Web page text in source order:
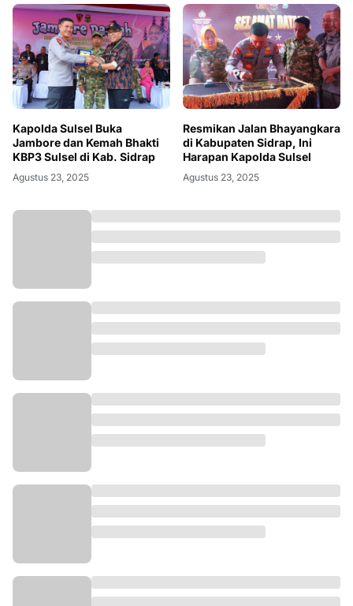
Kapolda Sulsel Buka
Jambore dan Kemah Bhakti
KBP3 Sulsel di Kab. Sidrap
Agustus 23, 2025
Resmikan Jalan Bhayangkara
di Kabupaten Sidrap, Ini
Harapan Kapolda Sulsel
Agustus 23, 2025